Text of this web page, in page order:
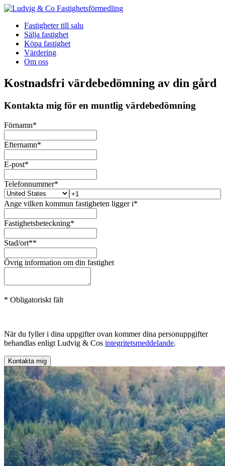
Fastigheter till salu
Sälja fastighet
Köpa fastighet
Värdering
Om oss
Kostnadsfri värdebedömning av din gård
Kontakta mig för en muntlig värdebedömning
Förnamn*
Efternamn*
E-post*
Telefonnummer*
Ange vilken kommun fastigheten ligger i*
Fastighetsbeteckning*
Stad/ort**
Övrig information om din fastighet
* Obligatoriskt fält
När du fyller i dina uppgifter ovan kommer dina personuppgifter
behandlas enligt Ludvig & Cos integritetsmeddelande.